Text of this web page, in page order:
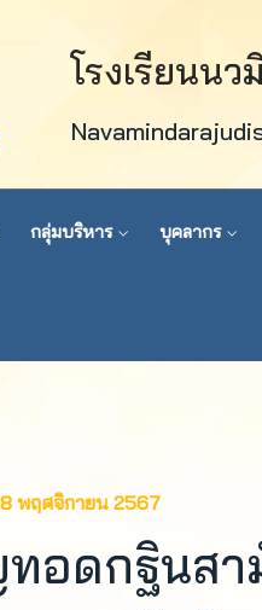
โรงเรียนน
กลุ่มบริหาร บุคลากร
พฤศจิกายน 2567
อดกฐินสา